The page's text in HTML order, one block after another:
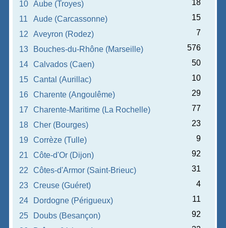
10
Aube (Troyes)
18
11
Aude (Carcassonne)
15
12
Aveyron (Rodez)
7
13
Bouches-du-Rhône (Marseille)
576
14
Calvados (Caen)
50
15
Cantal (Aurillac)
10
16
Charente (Angoulême)
29
17
Charente-Maritime (La Rochelle)
77
18
Cher (Bourges)
23
19
Corrèze (Tulle)
9
21
Côte-d'Or (Dijon)
92
22
Côtes-d'Armor (Saint-Brieuc)
31
23
Creuse (Guéret)
4
24
Dordogne (Périgueux)
11
25
Doubs (Besançon)
92